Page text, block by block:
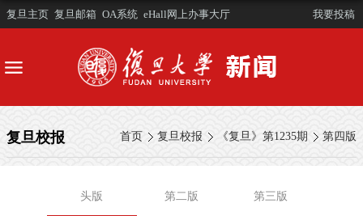
复旦主页 复旦邮箱 OA系统 eHall网上办事大厅 我要投稿
首页 复旦校报 《复旦》第1235期 第四版
复旦校报
头版 第二版 第三版